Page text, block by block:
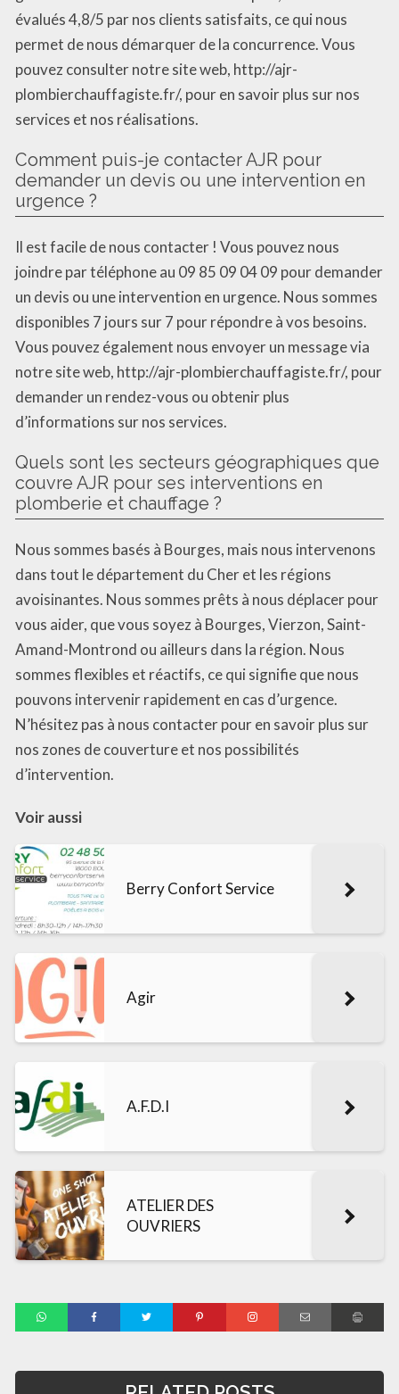
évalués 4,8/5 par nos clients satisfaits, ce qui nous
permet de nous démarquer de la concurrence. Vous
pouvez consulter notre site web, http://ajr-
plombierchauffagiste.fr/, pour en savoir plus sur nos
services et nos réalisations.
Comment puis-je contacter AJR pour
demander un devis ou une intervention en
urgence ?
Il est facile de nous contacter ! Vous pouvez nous
joindre par téléphone au 09 85 09 04 09 pour demander
un devis ou une intervention en urgence. Nous sommes
disponibles 7 jours sur 7 pour répondre à vos besoins.
Vous pouvez également nous envoyer un message via
notre site web, http://ajr-plombierchauffagiste.fr/, pour
demander un rendez-vous ou obtenir plus
d’informations sur nos services.
Quels sont les secteurs géographiques que
couvre AJR pour ses interventions en
plomberie et chauffage ?
Nous sommes basés à Bourges, mais nous intervenons
dans tout le département du Cher et les régions
avoisinantes. Nous sommes prêts à nous déplacer pour
vous aider, que vous soyez à Bourges, Vierzon, Saint-
Amand-Montrond ou ailleurs dans la région. Nous
sommes flexibles et réactifs, ce qui signifie que nous
pouvons intervenir rapidement en cas d’urgence.
N’hésitez pas à nous contacter pour en savoir plus sur
nos zones de couverture et nos possibilités
d’intervention.
Voir aussi
Berry Confort Service
Agir
A.F.D.I
ATELIER DES
OUVRIERS